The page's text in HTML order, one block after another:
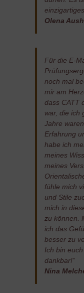
einzigartiges
Olena
Für die E-
noch mal
mir am
dass CATT
war, die ich
Jahre
Erfahrung
habe ich
meines
meines
fühle mich
und Stile
mich in
zu können.
ich das
besser zu
Ich bin
dankbar!”
Nina